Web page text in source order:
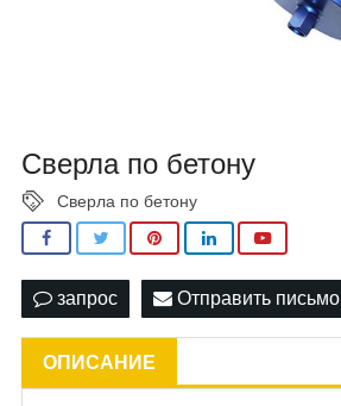
Сверла по бетону
Сверла по бетону
запрос Отправить письмо
ОПИСАНИЕ